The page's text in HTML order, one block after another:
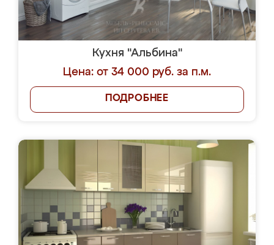
Кухня "Альбина"
Цена: от 34 000 руб. за п.м.
ПОДРОБНЕЕ